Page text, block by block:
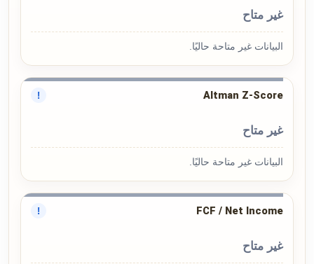
غير متاح
البيانات غير متاحة حاليًا.
Altman Z-Score
!
غير متاح
البيانات غير متاحة حاليًا.
FCF / Net Income
!
غير متاح